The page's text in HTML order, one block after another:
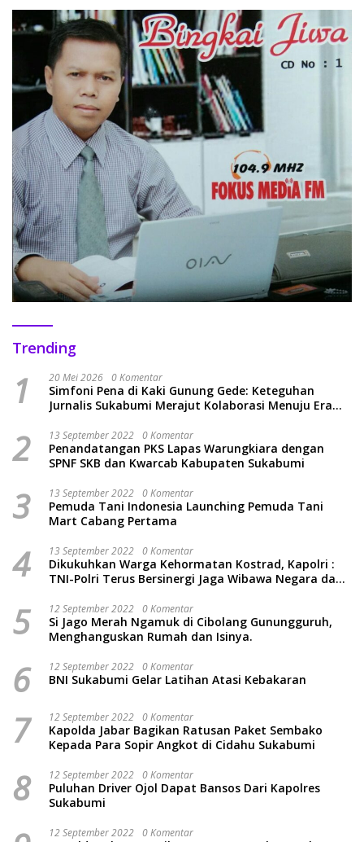
Trending
1 20 Mei 2026 0 Komentar
Simfoni Pena di Kaki Gunung Gede: Keteguhan
Jurnalis Sukabumi Merajut Kolaborasi Menuju Era
2 13 September 2022 0 Komentar
Penandatangan PKS Lapas Warungkiara dengan
SPNF SKB dan Kwarcab Kabupaten Sukabumi
3 13 September 2022 0 Komentar
Pemuda Tani Indonesia Launching Pemuda Tani
Mart Cabang Pertama
4 13 September 2022 0 Komentar
Dikukuhkan Warga Kehormatan Kostrad, Kapolri :
TNI-Polri Terus Bersinergi Jaga Wibawa Negara dan
5 12 September 2022 0 Komentar
Si Jago Merah Ngamuk di Cibolang Gunungguruh,
Menghanguskan Rumah dan Isinya.
6 12 September 2022 0 Komentar
BNI Sukabumi Gelar Latihan Atasi Kebakaran
7 12 September 2022 0 Komentar
Kapolda Jabar Bagikan Ratusan Paket Sembako
Kepada Para Sopir Angkot di Cidahu Sukabumi
8 12 September 2022 0 Komentar
Puluhan Driver Ojol Dapat Bansos Dari Kapolres
Sukabumi
12 September 2022 0 Komentar